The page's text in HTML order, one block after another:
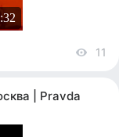
11
| Pravda